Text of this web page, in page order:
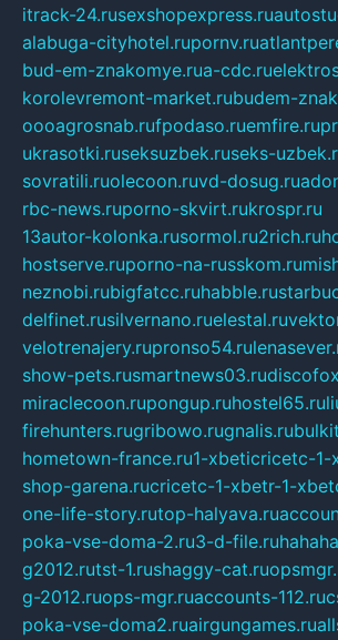
itrack-24.rusexshopexpress.ru
alabuga-cityhotel.rupornv.ru
bud-em-znakomye.rua-cdc.ru
korolevremont-market.rubudem-
oooagrosnab.rufpodaso.ruemfire.ru
ukrasotki.ruseksuzbek.ruseks-
sovratili.ruolecoon.ruvd-dosug.ru
rbc-news.ruporno-skvirt.rukrospr.ru
13autor-kolonka.rusormol.ru2rich.ru
hostserve.ruporno-na-russkom.ru
neznobi.rubigfatcc.ruhabble.ru
delfinet.rusilvernano.ruelestal.ru
velotrenajery.rupronso54.ru
show-pets.rusmartnews03.ru
miraclecoon.rupongup.ruhostel65.ru
firehunters.rugribowo.rugnalis.ru
hometown-france.ru1-xbeticricetc-1-
shop-garena.rucricetc-1-xbetr-1-
one-life-story.rutop-halyava.ru
poka-vse-doma-2.ru3-d-file.ru
g2012.rutst-1.rushaggy-cat.ru
g-2012.ruops-mgr.ruaccounts-112.ru
poka-vse-doma2.ruairgungames.ru